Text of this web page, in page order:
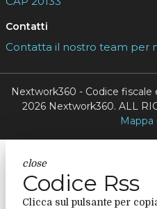
Contatti
Contatta il nostro team per
Nextwork360 - Codice
2026 Nextwork360. ALL
Mappa
close
Codice Rss
Clicca sul pulsante per